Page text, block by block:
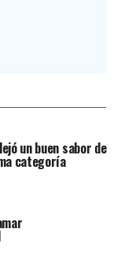
un buen sabor de
categoría